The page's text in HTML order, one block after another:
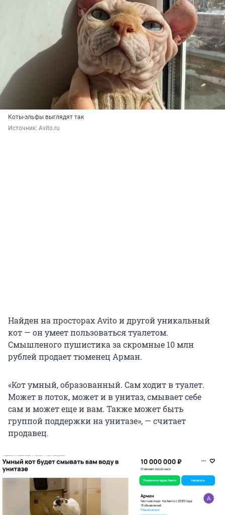
Коты-эльфы выглядят так
Источник: Avito.ru
Найден на просторах Avito и другой уникальный
кот — он умеет пользоваться туалетом.
Смышленого пушистика за скромные 10 млн
рублей продает тюменец Арман.
«Кот умный, образованный. Сам ходит в туалет.
Может в лоток, может и в унитаз, смывает себе
сам и может еще и вам. Также может быть
группой поддержки на унитазе», — считает
продавец.